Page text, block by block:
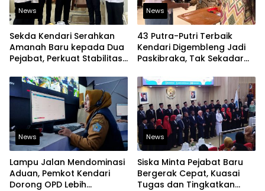
News
Sekda Kendari Serahkan
Amanah Baru kepada Dua
Pejabat, Perkuat Stabilitas
News
43 Putra-Putri Terbaik
Kendari Digembleng Jadi
Paskibraka, Tak Sekadar
News
Lampu Jalan Mendominasi
Aduan, Pemkot Kendari
Dorong OPD Lebih
News
Siska Minta Pejabat Baru
Bergerak Cepat, Kuasai
Tugas dan Tingkatkan